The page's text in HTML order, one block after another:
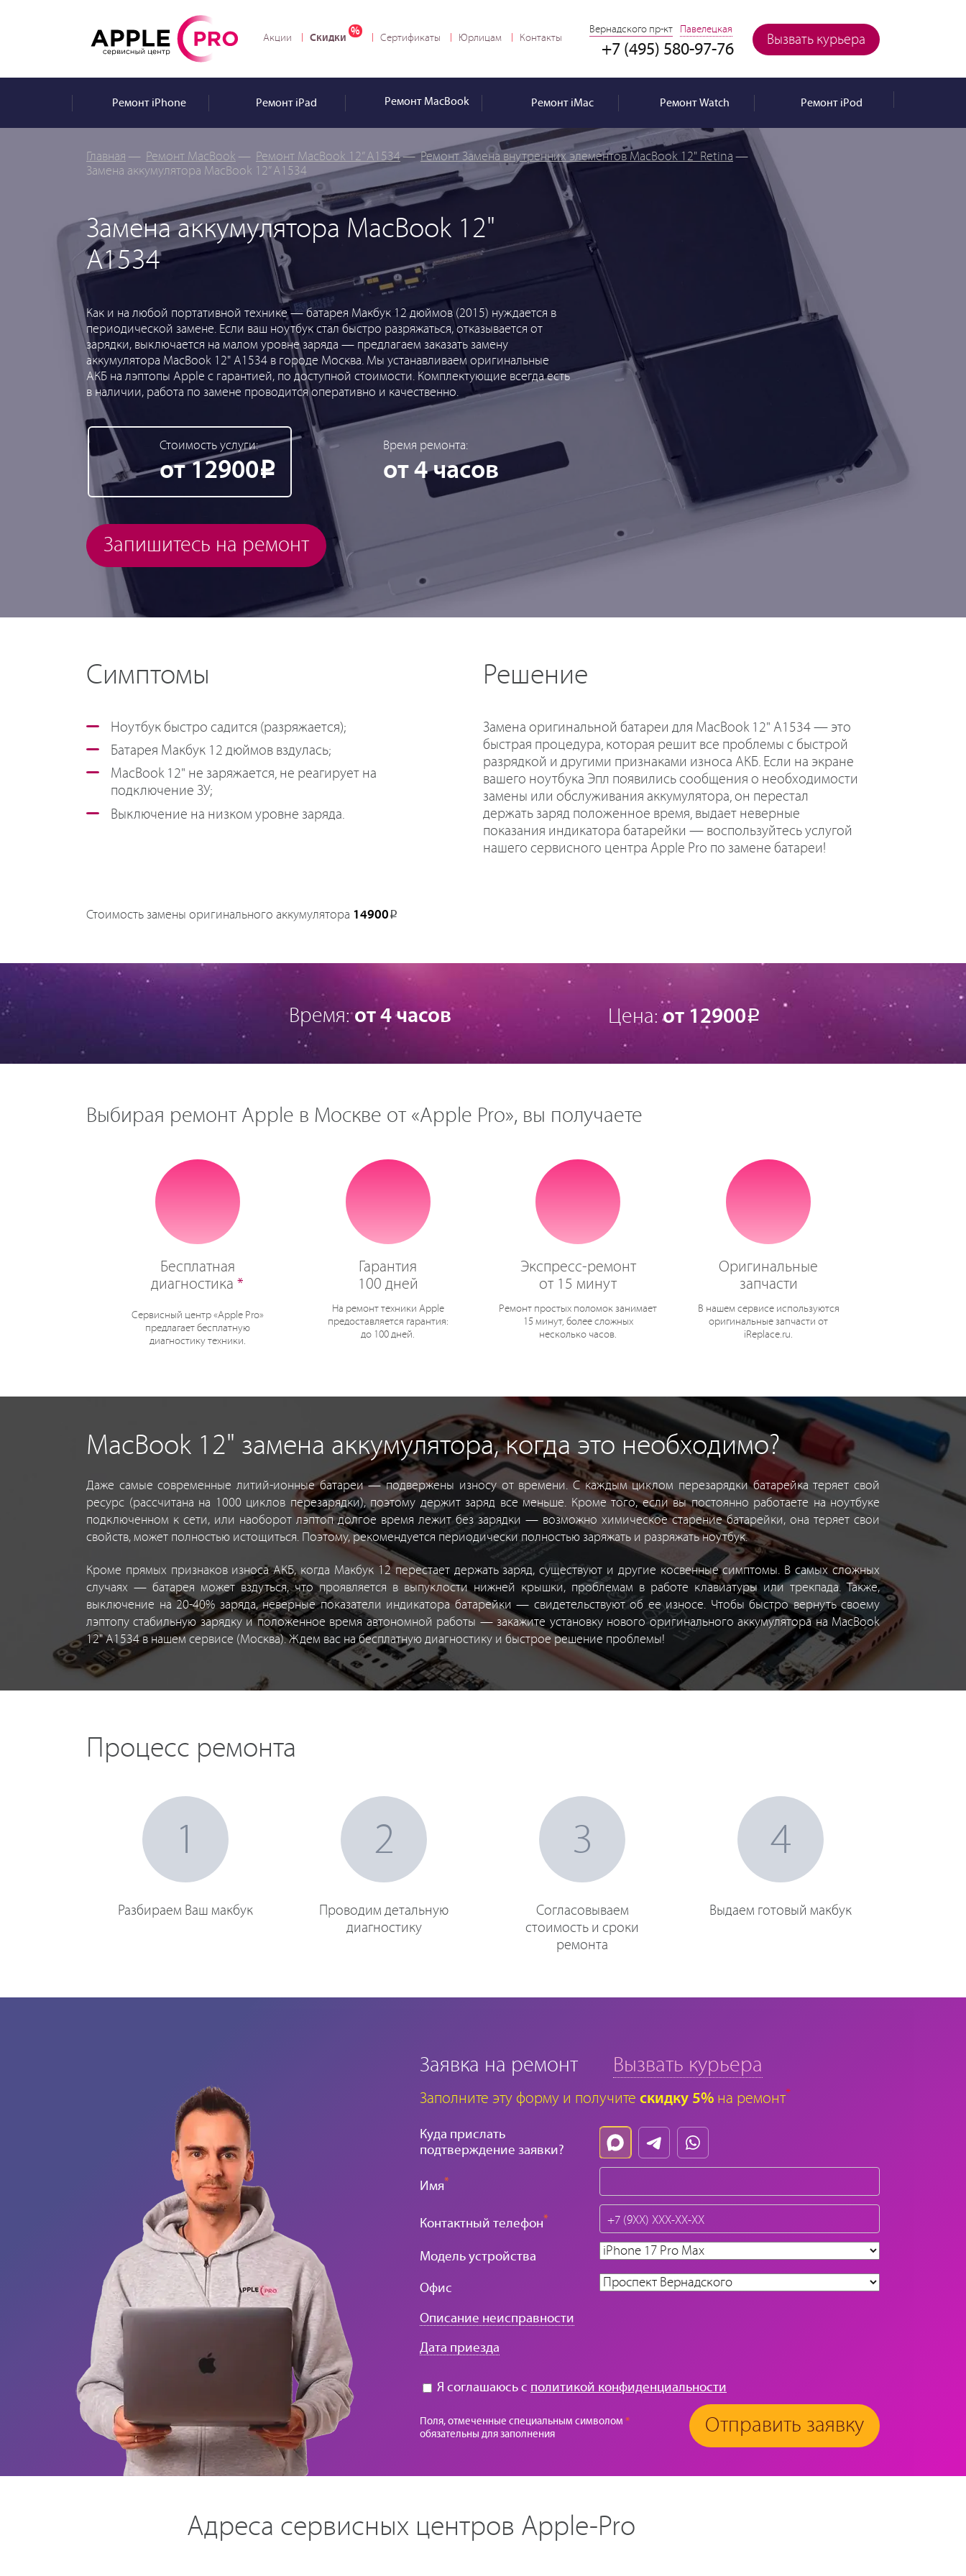
Вызвать курьера
Вернадского пр-кт Павелецкая
+7 (495) 580-97-76
Акции Скидки Сертификаты Юрлицам Контакты
РемонтiPhone РемонтiPad Ремонт MacBook РемонтiMac РемонтWatch РемонтiPod
Главная — Ремонт MacBook — Ремонт MacBook 12” A1534— Ремонт Замена внутренних элементов MacBook 12" Retina —
Замена аккумулятора MacBook 12” A1534
Замена аккумулятора MacBook 12"
A1534
Как и на любой портативной технике — батарея Макбук 12 дюймов (2015) нуждается в
периодической замене. Если ваш ноутбук стал быстро разряжаться, отказывается от
зарядки, выключается на малом уровне заряда — предлагаем заказать замену
аккумулятора MacBook 12" A1534 в городе Москва. Мы устанавливаем оригинальные
АКБ на лэптопы Apple с гарантией, по доступной стоимости. Комплектующие всегда есть
в наличии, работа по замене проводится оперативно и качественно.
Стоимость услуги:
от 12900Р
Время ремонта:
от 4 часов
Запишитесь на ремонт
Симптомы
Ноутбук быстро садится (разряжается);
Батарея Макбук 12 дюймов вздулась;
MacBook 12" не заряжается, не реагирует на
подключение ЗУ;
Выключение на низком уровне заряда.
Решение
Замена оригинальной батареи для MacBook 12" A1534 — это
быстрая процедура, которая решит все проблемы с быстрой
разрядкой и другими признаками износа АКБ. Если на экране
вашего ноутбука Эпл появились сообщения о необходимости
замены или обслуживания аккумулятора, он перестал
держать заряд положенное время, выдает неверные
показания индикатора батарейки — воспользуйтесь услугой
нашего сервисного центра Apple Pro по замене батареи!
Стоимость замены оригинального аккумулятора 14900 Р
Время:от 4 часов Цена:от 12900Р
Выбирая ремонт Apple в Москве от «Apple Pro», вы получаете
Бесплатная
диагностика*
Сервисный центр «Apple Pro»
предлагает бесплатную
диагностику техники.
Гарантия
100 дней
На ремонт техники Apple
предоставляется гарантия:
до 100 дней.
Экспресс-ремонт
от 15 минут
Ремонт простых поломок занимает
15 минут, более сложных
несколько часов.
Оригинальные
запчасти
В нашем сервисе используются
оригинальные запчасти от
iReplace.ru.
MacBook 12" замена аккумулятора, когда это необходимо?
Даже самые современные литий-ионные батареи — подвержены износу от времени. С каждым циклом перезарядки батарейка теряет свой
ресурс (рассчитана на 1000 циклов перезарядки), поэтому держит заряд все меньше. Кроме того, если вы постоянно работаете на ноутбуке
подключенном к сети, или наоборот лэптоп долгое время лежит без зарядки — возможно химическое старение батарейки, она теряет свои
свойств, может полностью истощиться. Поэтому, рекомендуется периодически полностью заряжать и разряжать ноутбук.
Кроме прямых признаков износа АКБ, когда Макбук 12 перестает держать заряд, существуют и другие косвенные симптомы. В самых сложных
случаях — батарея может вздуться, что проявляется в выпуклости нижней крышки, проблемам в работе клавиатуры или трекпада. Также,
выключение на 20-40% заряда, неверные показатели индикатора батарейки — свидетельствуют об ее износе. Чтобы быстро вернуть своему
лэптопу стабильную зарядку и положенное время автономной работы — закажите установку нового оригинального аккумулятора на MacBook
12" A1534 в нашем сервисе (Москва). Ждем вас на бесплатную диагностику и быстрое решение проблемы!
Процесс ремонта
1
Разбираем Ваш макбук
2
Проводим детальную
диагностику
3
Согласовываем
стоимость и сроки
ремонта
4
Выдаем готовый макбук
Заявка на ремонт Вызвать курьера
Заполните эту форму и получите скидку 5% на ремонт*
Куда прислать
подтверждение заявки?
Имя*
Контактный телефон*
Модель устройства
Офис
Описание неисправности
Дата приезда
Я соглашаюсь с политикой конфиденциальности
Поля, отмеченные специальным символом *
обязательны для заполнения
Отправить заявку
Адреса сервисных центров Apple-Pro